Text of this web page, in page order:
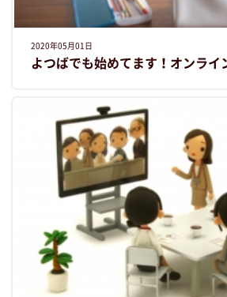
2020年05月01日
よつばでも始めてます！オンライ